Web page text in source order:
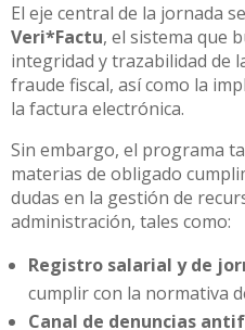
El eje central de la jornada
Veri*Factu, el sistema que
integridad y trazabilidad de
fraude fiscal, así como la
la factura electrónica.
Sin embargo, el programa
materias de obligado
dudas en la gestión de
administración, tales como:
Registro salarial y de
cumplir con la normativa
Canal de denuncias